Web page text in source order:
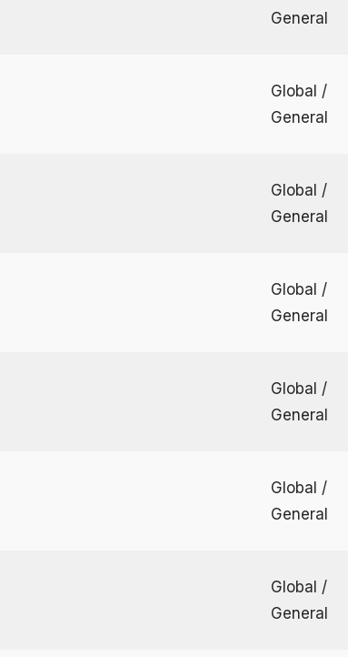
General
Global /
General
Global /
General
Global /
General
Global /
General
Global /
General
Global /
General